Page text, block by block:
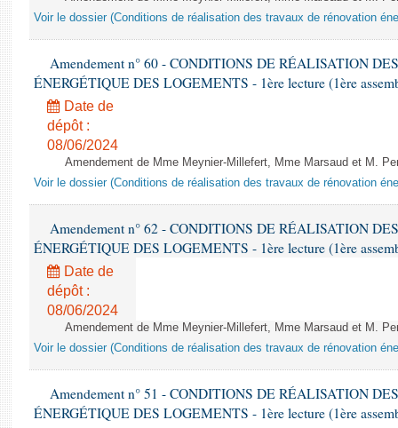
Voir le dossier (Conditions de réalisation des travaux de rénovation
Amendement n° 60 - CONDITIONS DE RÉALISATION
ÉNERGÉTIQUE DES LOGEMENTS - 1ère lecture (1ère
Date de
dépôt :
08/06/2024
Amendement de Mme Meynier-Millefert, Mme Marsaud et M.
Voir le dossier (Conditions de réalisation des travaux de rénovation
Amendement n° 62 - CONDITIONS DE RÉALISATION
ÉNERGÉTIQUE DES LOGEMENTS - 1ère lecture (1ère
Date de
dépôt :
08/06/2024
Amendement de Mme Meynier-Millefert, Mme Marsaud et M.
Voir le dossier (Conditions de réalisation des travaux de rénovation
Amendement n° 51 - CONDITIONS DE RÉALISATION
ÉNERGÉTIQUE DES LOGEMENTS - 1ère lecture (1ère